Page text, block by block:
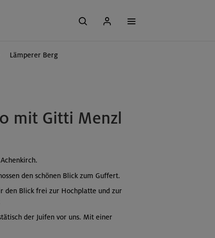
Lämperer Berg
mit Gitti Menzl
den schönen Blick zum Guffert.
den Blick frei zur Hochplatte und zur
der Juifen vor uns. Mit einer